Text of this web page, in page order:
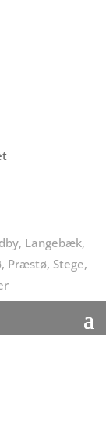
Langebæk,
Præstø, Stege,